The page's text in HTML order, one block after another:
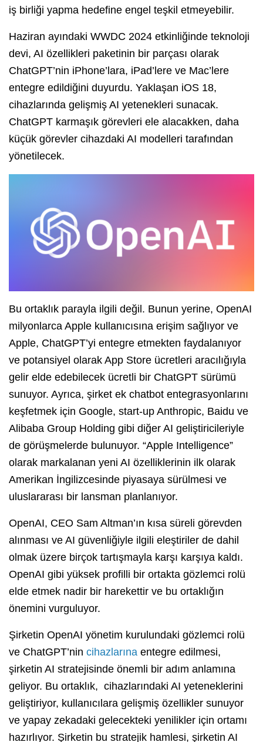
iş birliği yapma hedefine engel teşkil etmeyebilir.
Haziran ayındaki WWDC 2024 etkinliğinde teknoloji
devi, AI özellikleri paketinin bir parçası olarak
ChatGPT’nin iPhone’lara, iPad’lere ve Mac’lere
entegre edildiğini duyurdu. Yaklaşan iOS 18,
cihazlarında gelişmiş AI yetenekleri sunacak.
ChatGPT karmaşık görevleri ele alacakken, daha
küçük görevler cihazdaki AI modelleri tarafından
yönetilecek.
Bu ortaklık parayla ilgili değil. Bunun yerine, OpenAI
milyonlarca Apple kullanıcısına erişim sağlıyor ve
Apple, ChatGPT’yi entegre etmekten faydalanıyor
ve potansiyel olarak App Store ücretleri aracılığıyla
gelir elde edebilecek ücretli bir ChatGPT sürümü
sunuyor. Ayrıca, şirket ek chatbot entegrasyonlarını
keşfetmek için Google, start-up Anthropic, Baidu ve
Alibaba Group Holding gibi diğer AI geliştiricileriyle
de görüşmelerde bulunuyor. “Apple Intelligence”
olarak markalanan yeni AI özelliklerinin ilk olarak
Amerikan İngilizcesinde piyasaya sürülmesi ve
uluslararası bir lansman planlanıyor.
OpenAI, CEO Sam Altman’ın kısa süreli görevden
alınması ve AI güvenliğiyle ilgili eleştiriler de dahil
olmak üzere birçok tartışmayla karşı karşıya kaldı.
OpenAI gibi yüksek profilli bir ortakta gözlemci rolü
elde etmek nadir bir harekettir ve bu ortaklığın
önemini vurguluyor.
Şirketin OpenAI yönetim kurulundaki gözlemci rolü
ve ChatGPT’nin cihazlarına entegre edilmesi,
şirketin AI stratejisinde önemli bir adım anlamına
geliyor. Bu ortaklık, cihazlarındaki AI yeteneklerini
geliştiriyor, kullanıcılara gelişmiş özellikler sunuyor
ve yapay zekadaki gelecekteki yenilikler için ortamı
hazırlıyor. Şirketin bu stratejik hamlesi, şirketin AI